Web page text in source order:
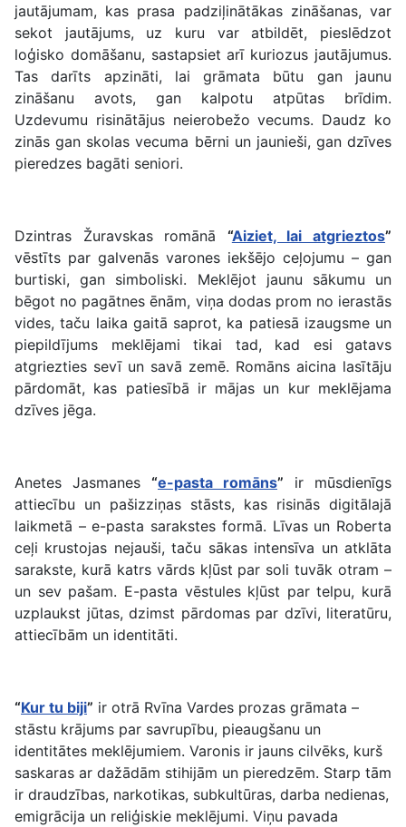
jautājumam, kas prasa padziļinātākas zināšanas, var
sekot jautājums, uz kuru var atbildēt, pieslēdzot
loģisko domāšanu, sastapsiet arī kuriozus jautājumus.
Tas darīts apzināti, lai grāmata būtu gan jaunu
zināšanu avots, gan kalpotu atpūtas brīdim.
Uzdevumu risinātājus neierobežo vecums. Daudz ko
zinās gan skolas vecuma bērni un jaunieši, gan dzīves
pieredzes bagāti seniori.
Dzintras Žuravskas romānā “Aiziet, lai atgrieztos”
vēstīts par galvenās varones iekšējo ceļojumu – gan
burtiski, gan simboliski. Meklējot jaunu sākumu un
bēgot no pagātnes ēnām, viņa dodas prom no ierastās
vides, taču laika gaitā saprot, ka patiesā izaugsme un
piepildījums meklējami tikai tad, kad esi gatavs
atgriezties sevī un savā zemē. Romāns aicina lasītāju
pārdomāt, kas patiesībā ir mājas un kur meklējama
dzīves jēga.
Anetes Jasmanes “e-pasta romāns” ir mūsdienīgs
attiecību un pašizziņas stāsts, kas risinās digitālajā
laikmetā – e-pasta sarakstes formā. Līvas un Roberta
ceļi krustojas nejauši, taču sākas intensīva un atklāta
sarakste, kurā katrs vārds kļūst par soli tuvāk otram –
un sev pašam. E-pasta vēstules kļūst par telpu, kurā
uzplaukst jūtas, dzimst pārdomas par dzīvi, literatūru,
attiecībām un identitāti.
“Kur tu biji” ir otrā Rvīna Vardes prozas grāmata –
stāstu krājums par savrupību, pieaugšanu un
identitātes meklējumiem. Varonis ir jauns cilvēks, kurš
saskaras ar dažādām stihijām un pieredzēm. Starp tām
ir draudzības, narkotikas, subkultūras, darba nedienas,
emigrācija un reliģiskie meklējumi. Viņu pavada